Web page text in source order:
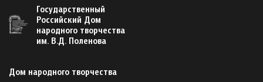
Государственный
Российский Дом
народного творчества
им. В.Д. Поленова
Дом народного творчества